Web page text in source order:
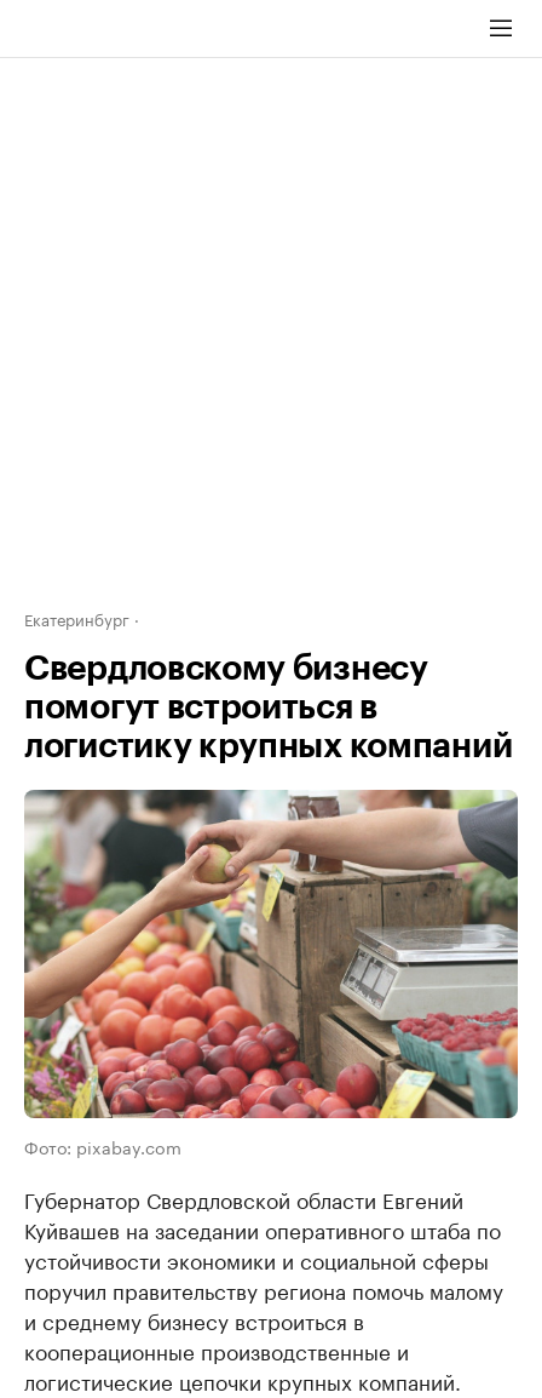
Екатеринбург
Свердловскому бизнесу
помогут встроиться в
логистику крупных компаний
Фото: pixabay.com
Губернатор Свердловской области Евгений
Куйвашев на заседании оперативного штаба по
устойчивости экономики и социальной сферы
поручил правительству региона помочь малому
и среднему бизнесу встроиться в
кооперационные производственные и
логистические цепочки крупных компаний.